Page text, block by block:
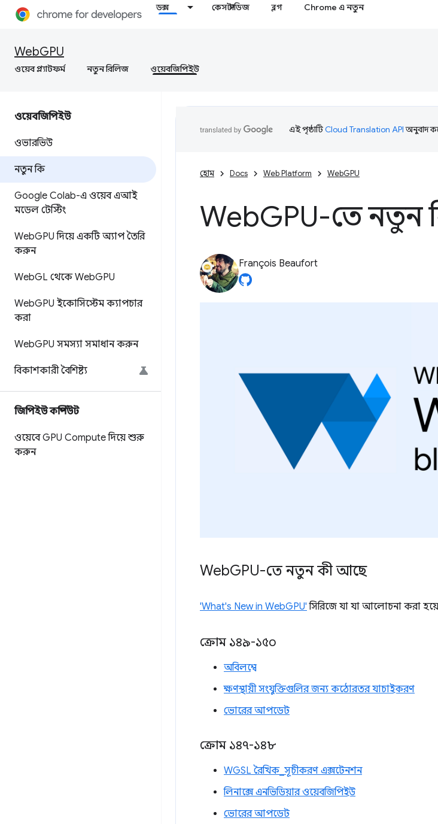
ডক্স কেস স্টাডিজ ব্লগ Chrome এ নতুন
WebGPU
ওয়েব প্ল্যাটফর্ম নতুন রিলিজ ওয়েবজিপিইউ
ওয়েবজিপিইউ
ওভারভিউ
নতুন কি
Google Colab-এ ওয়েব এআই
মডেল টেস্টিং
WebGPU দিয়ে একটি অ্যাপ তৈরি
করুন
WebGL থেকে WebGPU
WebGPU ইকোসিস্টেম ক্যাপচার
করা
WebGPU সমস্যা সমাধান করুন
বিকাশকারী বৈশিষ্ট্য
জিপিইউ কম্পিউট
ওয়েবে GPU Compute দিয়ে শুরু
করুন
এই পৃষ্ঠাটিCloud Translation APIঅনুবাদ
হোম Docs Web Platform WebGPU
WebGPU-তে নতুন
François Beaufort
WebGPU-তে নতুন কী আছে
'What's New in WebGPU' সিরিজে যা যা আলোচনা করা
ক্রোম ১৪৯-১৫০
অবিলম্বে
ক্ষণস্থায়ী সংযুক্তিগুলির জন্য কঠোরতর যাচাইকরণ
ভোরের আপডেট
ক্রোম ১৪৭-১৪৮
WGSL রৈখিক_সূচীকরণ এক্সটেনশন
লিনাক্সে এনভিডিয়ার ওয়েবজিপিইউ
ভোরের আপডেট